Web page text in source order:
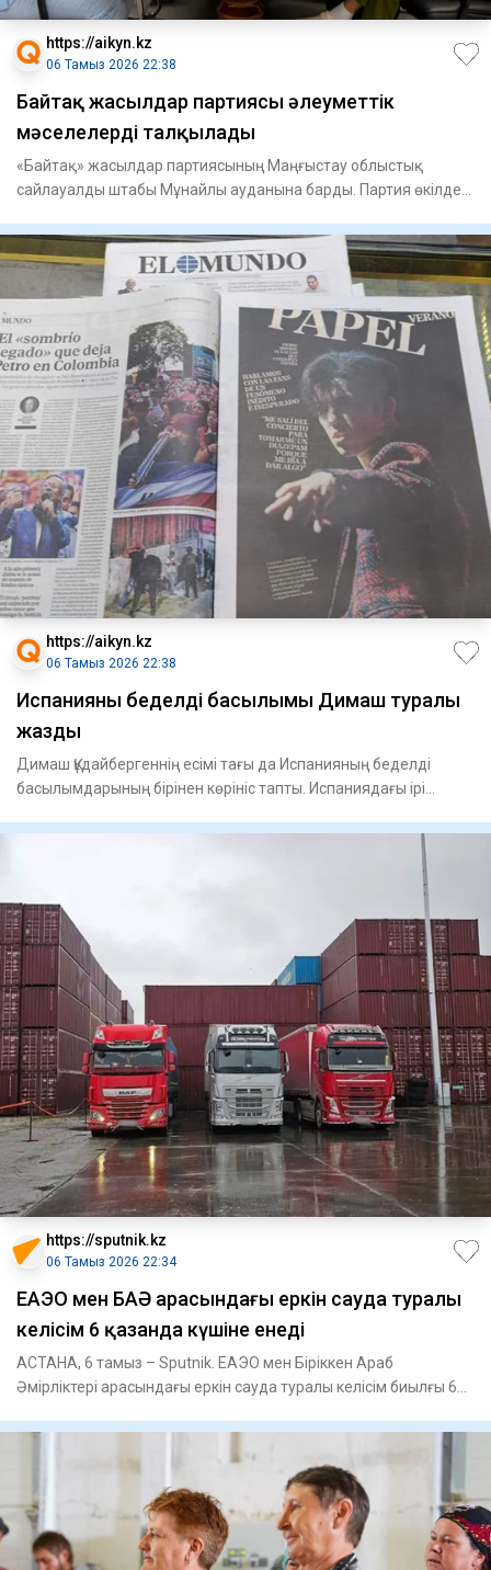
https://aikyn.kz
06 Тамыз 2026 22:38
Байтақ жасылдар партиясы әлеуметтік
мәселелерді талқылады
«Байтақ» жасылдар партиясының Маңғыстау облыстық
сайлауалды штабы Мұнайлы ауданына барды. Партия өкілдері
https://aikyn.kz
06 Тамыз 2026 22:38
Испанияның беделді басылымы Димаш туралы
жазды
Димаш Құдайбергеннің есімі тағы да Испанияның беделді
басылымдарының бірінен көрініс тапты. Испаниядағы ірі
https://sputnik.kz
06 Тамыз 2026 22:34
ЕАЭО мен БАӘ арасындағы еркін сауда туралы
келісім 6 қазанда күшіне енеді
АСТАНА, 6 тамыз – Sputnik. ЕАЭО мен Біріккен Араб
Әмірліктері арасындағы еркін сауда туралы келісім биылғы 6